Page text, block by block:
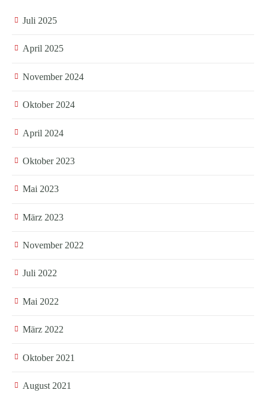
Juli 2025
April 2025
November 2024
Oktober 2024
April 2024
Oktober 2023
Mai 2023
März 2023
November 2022
Juli 2022
Mai 2022
März 2022
Oktober 2021
August 2021